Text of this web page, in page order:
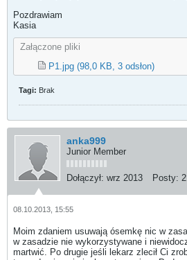
Pozdrawiam
Kasia
Załączone pliki
P1.jpg (98,0 KB, 3 odsłon)
Tagi: Brak
anka999
Junior Member
Dołączył: wrz 2013 Posty:
08.10.2013, 15:55
Moim zdaniem usuwają ósemkę nic w
w zasadzie nie wykorzystywane i
martwić. Po drugie jeśli lekarz zlecił Ci